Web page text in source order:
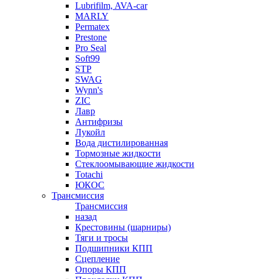
Lubrifilm, AVA-car
MARLY
Permatex
Prestone
Pro Seal
Soft99
STP
SWAG
Wynn's
ZIC
Лавр
Антифризы
Лукойл
Вода дистилированная
Тормозные жидкости
Стеклоомывающие жидкости
Totachi
ЮКОС
Трансмиссия
Трансмиссия
назад
Крестовины (шарниры)
Тяги и тросы
Подшипники КПП
Сцепление
Опоры КПП